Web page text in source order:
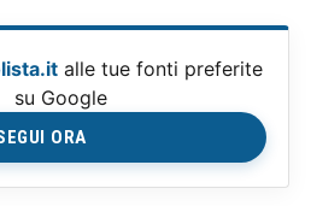
alle tue fonti preferite
su Google
ORA